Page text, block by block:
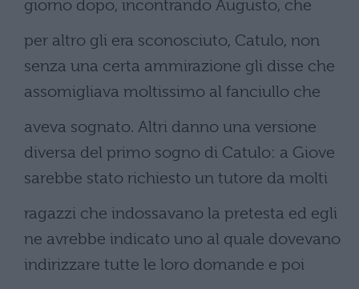
giorno dopo, incontrando Augusto, che
per altro gli era sconosciuto, Catulo, non
senza una certa ammirazione gli disse che
assomigliava moltissimo al fanciullo che
aveva sognato. Altri danno una versione
diversa del primo sogno di Catulo: a Giove
sarebbe stato richiesto un tutore da molti
ragazzi che indossavano la pretesta ed egli
ne avrebbe indicato uno al quale dovevano
indirizzare tutte le loro domande e poi